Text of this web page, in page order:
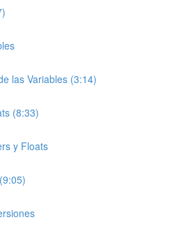
las Variables (3:14)
(8:33)
y Floats